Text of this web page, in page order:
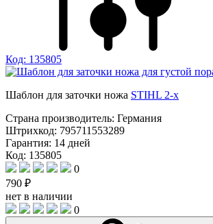
Код: 135805
Шаблон для заточки ножа STIHL 2-х
Страна производитель: Германия
Штрихкод: 795711553289
Гарантия: 14 дней
Код: 135805
0
790 ₽
нет в наличии
0